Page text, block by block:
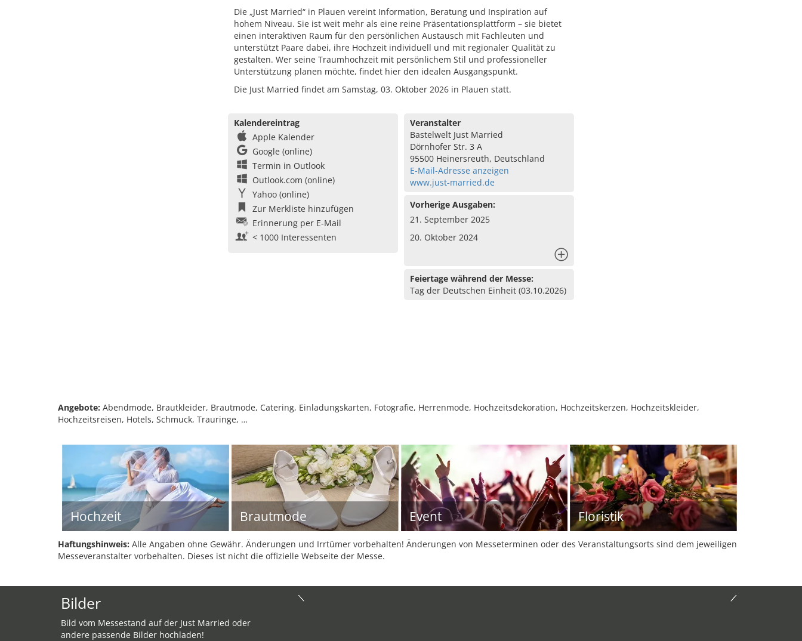
Die „Just Married“ in Plauen vereint Information, Beratung und Inspiration auf
hohem Niveau. Sie ist weit mehr als eine reine Präsentationsplattform – sie bietet
einen interaktiven Raum für den persönlichen Austausch mit Fachleuten und
unterstützt Paare dabei, ihre Hochzeit individuell und mit regionaler Qualität zu
gestalten. Wer seine Traumhochzeit mit persönlichem Stil und professioneller
Unterstützung planen möchte, findet hier den idealen Ausgangspunkt.
Die Just Married findet am Samstag, 03. Oktober 2026 in Plauen statt.
Kalendereintrag
Apple Kalender
Google (online)
Termin in Outlook
Outlook.com (online)
Yahoo (online)
Zur Merkliste hinzufügen
Erinnerung per E-Mail
< 1000 Interessenten
Veranstalter
Bastelwelt Just Married
Dörnhofer Str. 3 A
95500 Heinersreuth, Deutschland
E-Mail-Adresse anzeigen
www.just-married.de
Vorherige Ausgaben:
21. September 2025
20. Oktober 2024
Feiertage während der Messe:
Tag der Deutschen Einheit (03.10.2026)
Angebote: Abendmode, Brautkleider, Brautmode, Catering, Einladungskarten, Fotografie, Herrenmode, Hochzeitsdekoration, Hochzeitskerzen, Hochzeitskleider,
Hochzeitsreisen, Hotels, Schmuck, Trauringe, …
Hochzeit Brautmode Event Floristik
Haftungshinweis: Alle Angaben ohne Gewähr. Änderungen und Irrtümer vorbehalten! Änderungen von Messeterminen oder des Veranstaltungsorts sind dem jeweiligen
Messeveranstalter vorbehalten. Dieses ist nicht die offizielle Webseite der Messe.
Bilder
Bild vom Messestand auf der Just Married oder
andere passende Bilder hochladen!